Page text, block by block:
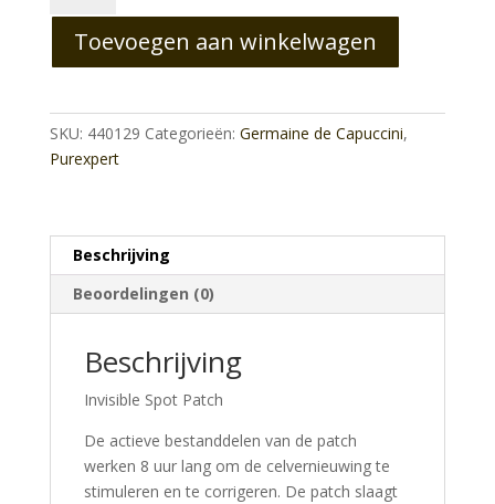
Acné
huid
Invisible
Patch
aantal
Toevoegen aan winkelwagen
SKU: 440129 Categorieën: Germaine de Capuccini,
Purexpert
Beschrijving
Beoordelingen (0)
Beschrijving
Invisible Spot Patch
De actieve bestanddelen van de patch
werken 8 uur lang om de celvernieuwing te
stimuleren en te corrigeren. De patch slaagt